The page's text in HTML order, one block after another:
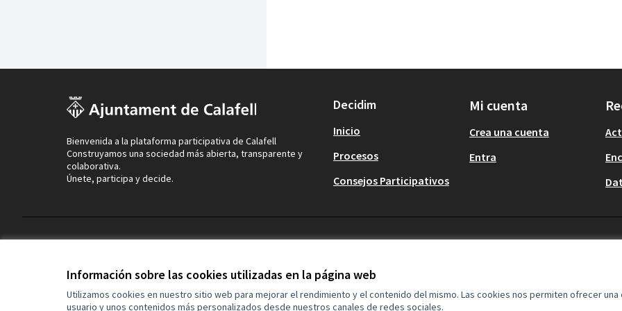
Información sobre las cookies utilizadas en la página web
Utilizamos cookies en nuestro sitio web para mejorar el rendimiento y el contenido del mismo. Las cookies nos permiten ofrecer una
usuario y unos contenidos más personalizados desde nuestros canales de redes sociales.
Bienvenida a la plataforma participativa de Calafell
Construyamos una sociedad más abierta, transparente y
colaborativa.
Únete, participa y decide.
Decidim
Inicio
Procesos
Consejos Participativos
Mi cuenta
Crea una cuenta
Entra